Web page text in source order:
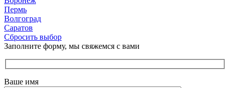
Пермь
Волгоград
Саратов
Сбросить выбор
Заполните форму, мы свяжемся с вами
Ваше имя